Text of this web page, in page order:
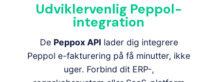
Udviklervenlig Peppol-
integration
De Peppox API lader dig integrere
Peppol e-fakturering på få minutter, ikke
uger. Forbind dit ERP-,